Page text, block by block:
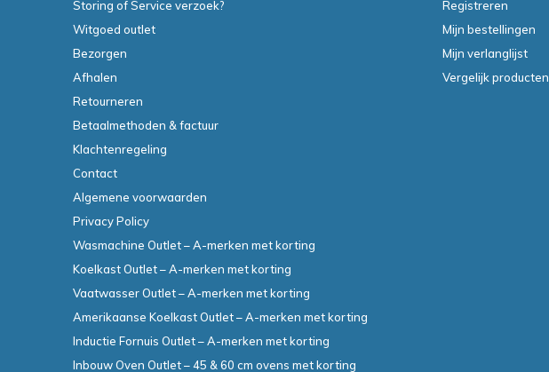
Storing of Service verzoek?
Witgoed outlet
Bezorgen
Afhalen
Retourneren
Betaalmethoden & factuur
Klachtenregeling
Contact
Algemene voorwaarden
Privacy Policy
Wasmachine Outlet – A-merken met korting
Koelkast Outlet – A-merken met korting
Vaatwasser Outlet – A-merken met korting
Amerikaanse Koelkast Outlet – A-merken met korting
Inductie Fornuis Outlet – A-merken met korting
Inbouw Oven Outlet – 45 & 60 cm ovens met korting
Registreren
Mijn bestellingen
Mijn verlanglijst
Vergelijk producten